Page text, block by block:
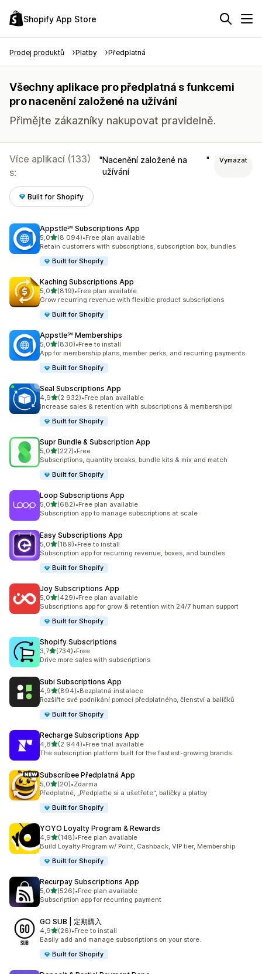
Shopify App Store
Prodej produktů Platby Předplatná
Všechny aplikace pro předplatná s funkcemi
pro nacenění založené na užívání
Přimějte zákazníky nakupovat pravidelně.
Více aplikací (133)
s:
Nacenění založené na
užívání
Vymazat
Built for Shopify
Appstle℠ Subscriptions App
5,0z 5 hvězd
(8 094)
Celkový počet recenzí: 8094
•Free plan available
Retain customers with subscriptions, subscription box, bundles
Built for Shopify
Kaching Subscriptions App
5,0z 5 hvězd
(819)
Celkový počet recenzí: 819
•Free plan available
Grow recurring revenue with flexible product subscriptions
Built for Shopify
Appstle℠ Memberships
5,0z 5 hvězd
(830)
Celkový počet recenzí: 830
•Free to install
App for membership plans, member perks, and recurring payments
Built for Shopify
Seal Subscriptions App
4,9z 5 hvězd
(2 932)
Celkový počet recenzí: 2932
•Free plan available
Increase sales & retention with subscriptions & memberships!
Built for Shopify
Supr Bundle & Subscription App
5,0z 5 hvězd
(227)
Celkový počet recenzí: 227
•Free
Subscriptions, quantity breaks, bundle kits & mix and match
Built for Shopify
Loop Subscriptions App
5,0z 5 hvězd
(682)
Celkový počet recenzí: 682
•Free plan available
Subscription app to manage subscriptions at scale
Easy Subscriptions App
5,0z 5 hvězd
(189)
Celkový počet recenzí: 189
•Free to install
Subscription app for recurring revenue, boxes, and bundles
Built for Shopify
Joy Subscriptions App
5,0z 5 hvězd
(429)
Celkový počet recenzí: 429
•Free plan available
Subscriptions app for grow & retention with 24/7 human support
Built for Shopify
Shopify Subscriptions
3,7z 5 hvězd
(734)
Celkový počet recenzí: 734
•Free
Drive more sales with subscriptions
Subi Subscriptions App
4,9z 5 hvězd
(894)
Celkový počet recenzí: 894
•Bezplatná instalace
Rozšiřte své podnikání pomocí předplatného, členství a balíčků
Built for Shopify
Recharge Subscriptions App
4,8z 5 hvězd
(2 944)
Celkový počet recenzí: 2944
•Free trial available
The subscription platform built for the fastest-growing brands
Subscribee Předplatná App
5,0z 5 hvězd
(20)
Celkový počet recenzí: 20
•Zdarma
Předplatné, „Předplaťte si a ušetřete“, balíčky a platby
Built for Shopify
YOYO Loyalty Program & Rewards
4,9z 5 hvězd
(148)
Celkový počet recenzí: 148
•Free plan available
Build Loyalty Program w/ Point, Cashback, VIP tier, Membership
Built for Shopify
Recurpay Subscriptions App
5,0z 5 hvězd
(526)
Celkový počet recenzí: 526
•Free plan available
Subscription app for recurring payment
GO SUB | 定期購入
4,9z 5 hvězd
(26)
Celkový počet recenzí: 26
•Free to install
Easily add and manage subscriptions on your store.
Built for Shopify